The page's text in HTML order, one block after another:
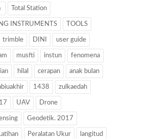
Total Station
INSTRUMENTS TOOLS
trimble DINI user guide
musfti instun fenomena
hilal cerapan anak bulan
1438 zulkaedah
UAV Drone
Geodetik. 2017
Peralatan Ukur langitud